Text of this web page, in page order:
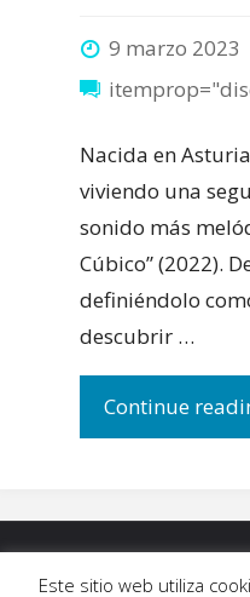
9 marzo 2023
Nacida en
viviendo una
sonido más
Cúbico” (2022).
definiéndolo
descubrir …
Continue
INICIO | BLOG |
Este sitio web utiliza